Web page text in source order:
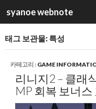
syanoe webnote
색
츠
로
건
태그 보관물: 특성
카테고리 : GAME
리니지2 – 클래
MP 회복 보너스